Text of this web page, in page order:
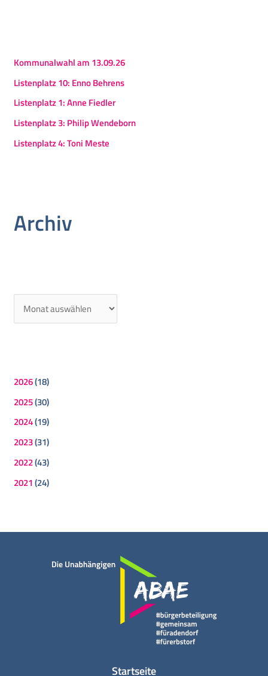
Kommunalwahl am 13.09.26
Listenplatz 10: Enno Behrens
Listenplatz 1: Anne Fiedler
Listenplatz 3: Philip Wendeborn
Listenplatz 4: Toni Meste
Archiv
2026(18)
2025(30)
2024(19)
2023(31)
2022(43)
2021 (24)
Startseite